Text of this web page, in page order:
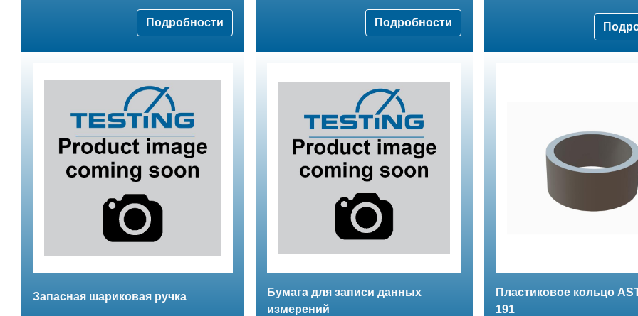
Подробности Подробности
Запасная шариковая ручка
Бумага для записи данных
измерений
Пластиковое кольцо
191